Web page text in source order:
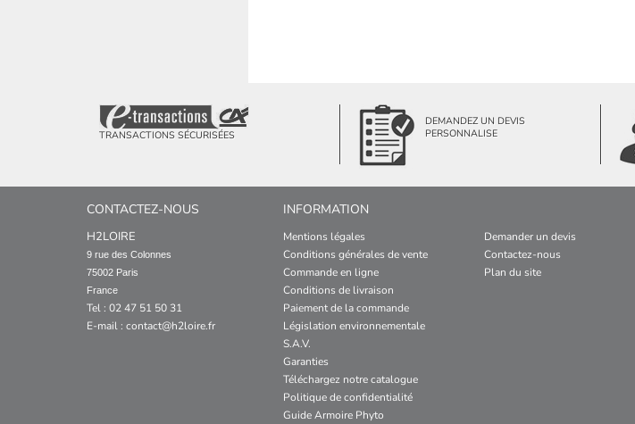
TRANSACTIONS SÉCURISÉES
DEMANDEZ UN DEVIS
PERSONNALISE
CONTACTEZ-NOUS
H2LOIRE
9 rue des Colonnes
75002 Paris
France
Tel : 02 47 51 50 31
E-mail : contact@h2loire.fr
INFORMATION
Mentions légales
Conditions générales de vente
Commande en ligne
Conditions de livraison
Paiement de la commande
Législation environnementale
S.A.V.
Garanties
Téléchargez notre catalogue
Politique de confidentialité
Guide Armoire Phyto
Demander un devis
Contactez-nous
Plan du site